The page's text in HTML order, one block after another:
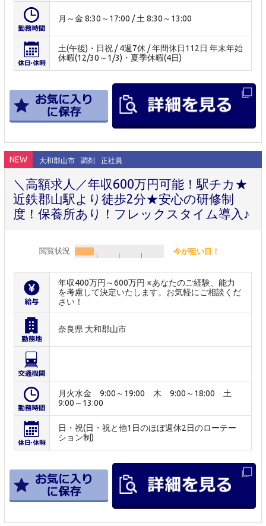
月～金 8:30～17:00 / 土 8:30～13:00
土(午後)・日祝 / 4週7休 / 年間休日112日 年末年始
休暇(12/30～1/3)・夏季休暇(4日)
NEW 大和郡山市 調剤 正社員
＼高額求人／年収600万円可能！駅チカ★
近鉄郡山駅より徒歩2分★安心の研修制
度！保養所あり！フレックスタイム導入♪
閲覧状況 今が狙い目！
年収400万円～600万円 ※あなたのご経験、能力
を考慮して決定いたします。お気軽にご相談くだ
さい！
奈良県 大和郡山市
月火水金 9:00～19:00 木 9:00～18:00 土
9:00～13:00
日・祝(日・祝と他1日のほぼ週休2日のローテー
ション制)